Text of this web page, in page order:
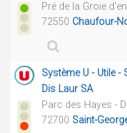
Pré de la Groie
72550 Chaufour-
Système U - Utile -
Dis Laur SA
Parc des Hayes -
72700 Saint-